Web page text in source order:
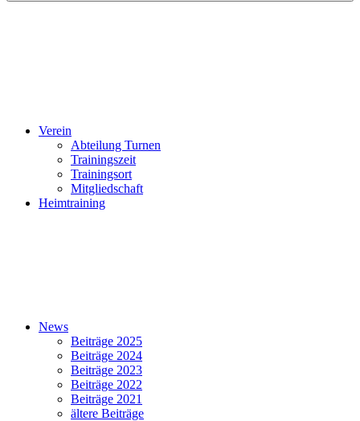
Verein
Abteilung Turnen
Trainingszeit
Trainingsort
Mitgliedschaft
Heimtraining
News
Beiträge 2025
Beiträge 2024
Beiträge 2023
Beiträge 2022
Beiträge 2021
ältere Beiträge